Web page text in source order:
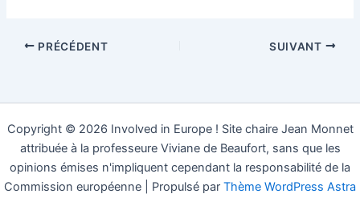
PRÉCÉDENT SUIVANT
Copyright © 2026 Involved in Europe ! Site chaire Jean Monnet
attribuée à la professeure Viviane de Beaufort, sans que les
opinions émises n'impliquent cependant la responsabilité de la
Commission européenne | Propulsé par Thème WordPress Astra